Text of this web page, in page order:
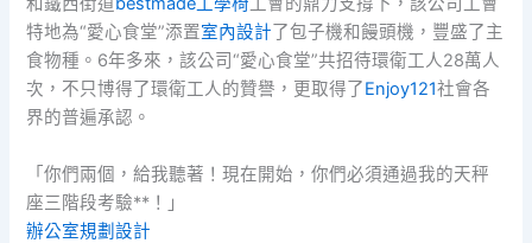
特地為“愛心食堂”添置室內設計了包子機和饅頭機，豐盛了主
食物種。6年多來，該公司“愛心食堂”共招待環衛工人28萬人
次，不只博得了環衛工人的贊譽，更取得了Enjoy121社會各
界的普遍承認。
「你們兩個，給我聽著！現在開始，你們必須通過我的天秤
座三階段考驗**！」
辦公室規劃設計